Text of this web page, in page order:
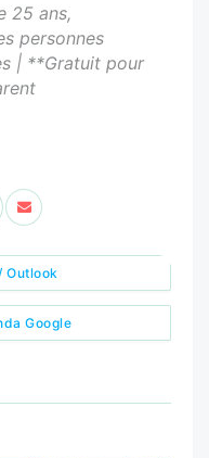
25 ans,
personnes
| **Gratuit pour
Google
Outlook